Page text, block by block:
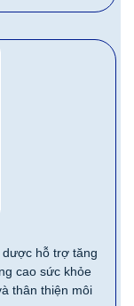
dược hỗ trợ tăng
cao sức khỏe
thân thiện môi